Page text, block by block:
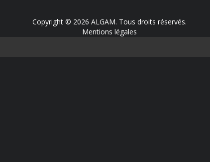
Copyright © 2026 ALGAM. Tous droits réservés.
Mentions légales